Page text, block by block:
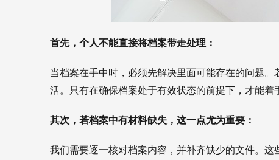
首先，个人不能直接将档案带走处理：
当档案在手中时，必须先解决里面可能存在的问题
活。只有在确保档案处于有效状态的前提下，才能着
其次，若档案中有材料缺失，这一点尤为重要：
我们需要逐一核对档案内容，并补齐缺少的文件。